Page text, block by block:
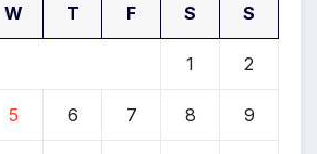
W T F S S
1 2
5 6 7 8 9